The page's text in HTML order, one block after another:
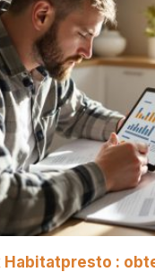
Habitatpresto :